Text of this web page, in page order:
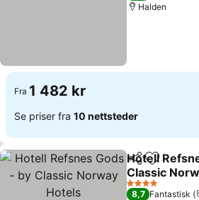
Halden
Fra 1 482 kr
Se priser fra 10 nettsteder
Del Legg til i
Hotell
Classic
4 Stjerner
8,7 Fantastisk